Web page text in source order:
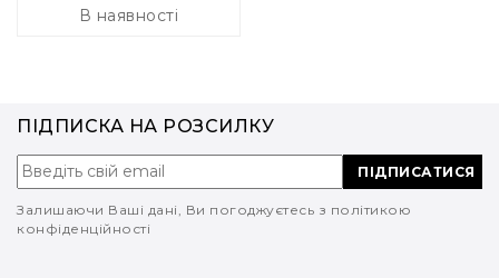
В наявності
ПІДПИСКА НА РОЗСИЛКУ
ПІДПИСАТИСЯ
Залишаючи Ваші дані, Ви погоджуєтесь з політикою
конфіденційності